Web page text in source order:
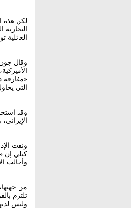
لكن هذه
وقال جون
«مفارقة
التي
وقد
ونفت
كيلي إن
وأحالت
من
تلتزم
وليس